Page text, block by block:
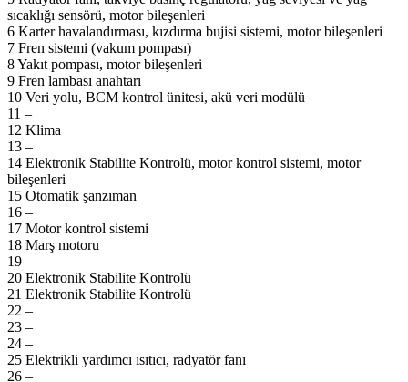
sıcaklığı sensörü, motor bileşenleri
6 Karter havalandırması, kızdırma bujisi sistemi, motor bileşenleri
7 Fren sistemi (vakum pompası)
8 Yakıt pompası, motor bileşenleri
9 Fren lambası anahtarı
10 Veri yolu, BCM kontrol ünitesi, akü veri modülü
11 –
12 Klima
13 –
14 Elektronik Stabilite Kontrolü, motor kontrol sistemi, motor
bileşenleri
15 Otomatik şanzıman
16 –
17 Motor kontrol sistemi
18 Marş motoru
19 –
20 Elektronik Stabilite Kontrolü
21 Elektronik Stabilite Kontrolü
22 –
23 –
24 –
25 Elektrikli yardımcı ısıtıcı, radyatör fanı
26 –